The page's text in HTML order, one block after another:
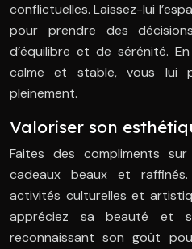
conflictuelles. Laissez-lui
pour prendre des
d’équilibre et de sérénité.
calme et stable, vous lui
pleinement.
Valoriser son
Faites des compliments
cadeaux beaux et
activités culturelles et
appréciez sa beauté et
reconnaissant son goût